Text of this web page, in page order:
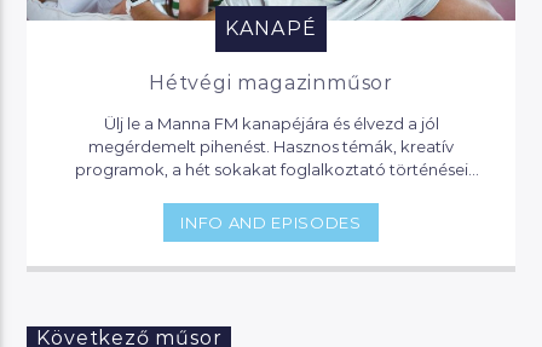
KANAPÉ
Hétvégi magazinműsor
Ülj le a Manna FM kanapéjára és élvezd a jól
megérdemelt pihenést. Hasznos témák, kreatív
programok, a hét sokakat foglalkoztató történései
foglalsz nálunk.
INFO AND EPISODES
Következő műsor